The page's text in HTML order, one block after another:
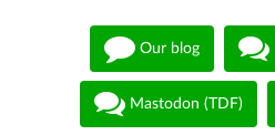
Our blog
Mastodon (TDF)